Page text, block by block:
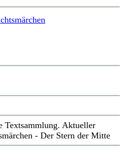
Textsammlung. Aktueller
- Der Stern der Mitte